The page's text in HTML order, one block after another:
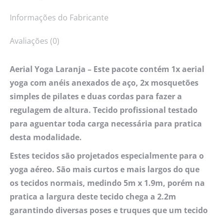
Informações do Fabricante
Avaliações (0)
Aerial Yoga Laranja – Este pacote contém 1x aerial
yoga com anéis anexados de aço, 2x mosquetões
simples de pilates e duas cordas para fazer a
regulagem de altura. Tecido profissional testado
para aguentar toda carga necessária para pratica
desta modalidade.
Estes tecidos são projetados especialmente para o
yoga aéreo. São mais curtos e mais largos do que
os tecidos normais, medindo 5m x 1.9m, porém na
pratica a largura deste tecido chega a 2.2m
garantindo diversas poses e truques que um tecido